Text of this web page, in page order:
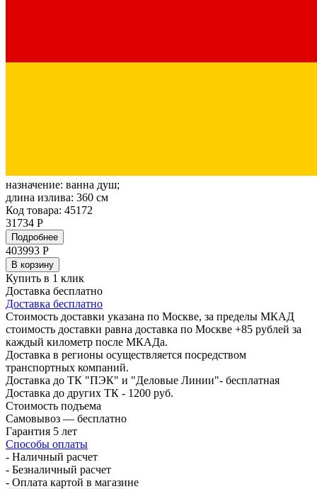
назначение: ванна душ;
длина излива: 360 см
Код товара: 45172
31734 Р
Подробнее
403993 Р
В корзину
Купить в 1 клик
Доставка бесплатно
Доставка бесплатно
Стоимость доставки указана по Москве, за пределы МКАД
стоимость доставки равна доставка по Москве +85 рублей за
каждый километр после МКАДа.
Доставка в регионы осуществляется посредством
транспортных компаний.
Доставка до ТК "ПЭК" и "Деловые Линии"- бесплатная
Доставка до других ТК - 1200 руб.
Стоимость подъема
Самовывоз — бесплатно
Гарантия 5 лет
Способы оплаты
- Наличный расчет
- Безналичный расчет
- Оплата картой в магазине